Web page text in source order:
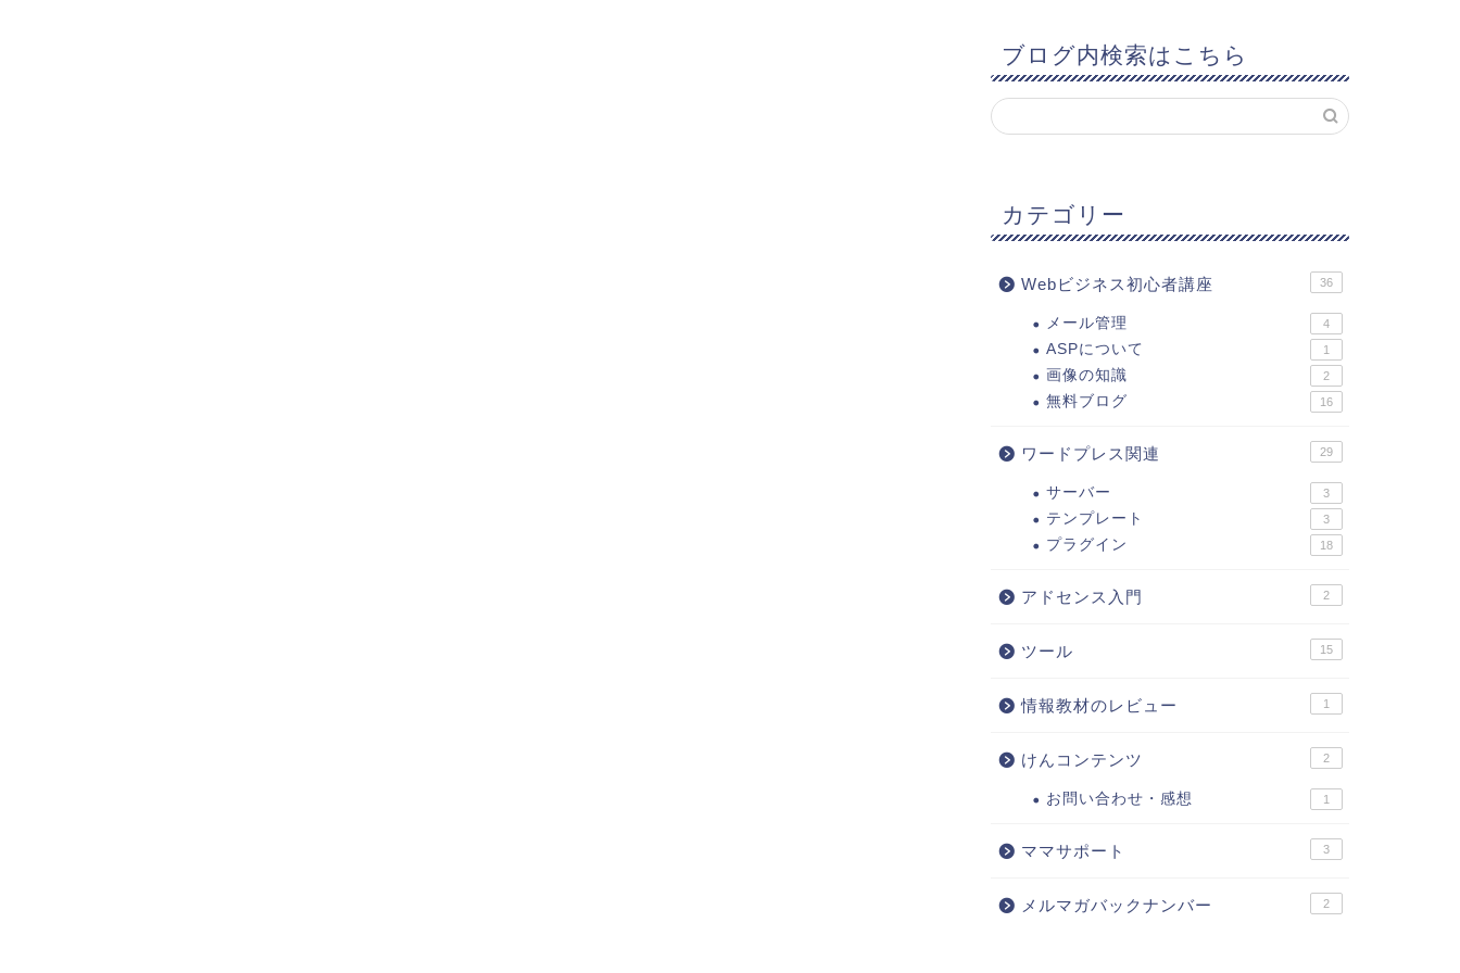
ブログ内検索はこちら
カテゴリー
Webビジネス初心者講座 36
メール管理 4
ASPについて 1
画像の知識 2
無料ブログ 16
ワードプレス関連 29
サーバー 3
テンプレート 3
プラグイン 18
アドセンス入門 2
ツール 15
情報教材のレビュー 1
けんコンテンツ 2
お問い合わせ・感想 1
ママサポート 3
メルマガバックナンバー 2